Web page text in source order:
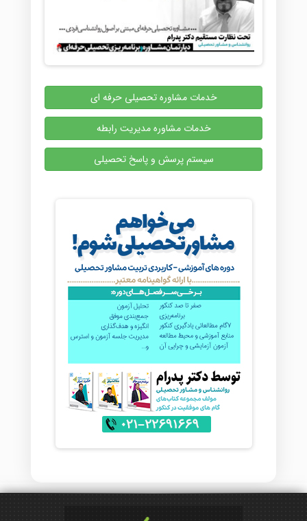
خدمات مشاوره تحصیلی حرفه ای
خدمات مشاوره مدیریت رابطه
سیستم پرسش و پاسخ تحصیلی